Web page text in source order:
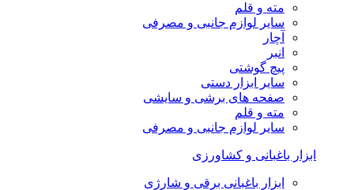
مته و قلم
سایر لوازم جانبی و مصرفی
آچار
انبر
پیچ گوشتی
سایر ابزار دستی
صفحه های برشی و سایشی
مته و قلم
سایر لوازم جانبی و مصرفی
ابزار باغبانی و کشاورزی
ابزار باغبانی برقی و شارژی